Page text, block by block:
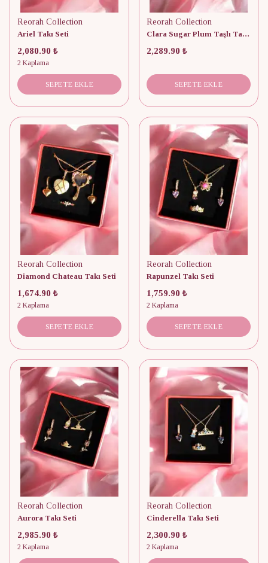
Reorah Collection
Ariel Takı Seti
2,080.90 ₺
2 Kaplama
SEPETE EKLE
Reorah Collection
Clara Sugar Plum Taşlı Takı Seti
2,289.90 ₺
SEPETE EKLE
Reorah Collection
Diamond Chateau Takı Seti
1,674.90 ₺
2 Kaplama
SEPETE EKLE
Reorah Collection
Rapunzel Takı Seti
1,759.90 ₺
2 Kaplama
SEPETE EKLE
Reorah Collection
Aurora Takı Seti
2,985.90 ₺
2 Kaplama
Reorah Collection
Cinderella Takı Seti
2,300.90 ₺
2 Kaplama